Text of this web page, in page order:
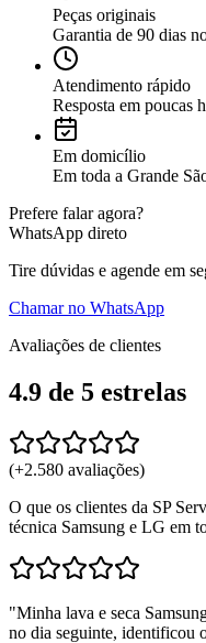
Peças originais
Garantia de 90 dias
Atendimento rápido
Resposta em poucas
Em domicílio
Em toda a Grande
Prefere falar agora?
WhatsApp direto
Tire dúvidas e agende em
Chamar no WhatsApp
Avaliações de clientes
4.9 de 5 estrelas
(+2.580 avaliações)
O que os clientes da SP
técnica Samsung e LG em
"Minha lava e seca
no dia seguinte, identificou